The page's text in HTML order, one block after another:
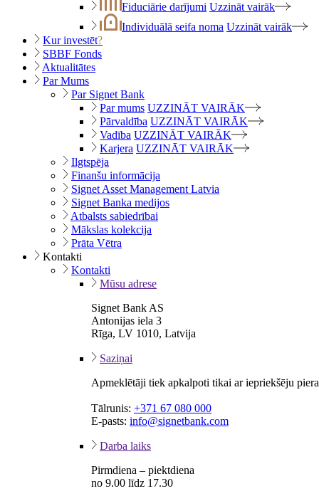
Fiduciārie darījumi Uzzināt vairāk
Individuālā seifa noma Uzzināt vairāk
Kur investēt?
SBBF Fonds
Aktualitātes
Par Mums
Par Signet Bank
Par mums UZZINĀT VAIRĀK
Pārvaldība UZZINĀT VAIRĀK
Vadība UZZINĀT VAIRĀK
Karjera UZZINĀT VAIRĀK
Ilgtspēja
Finanšu informācija
Signet Asset Management Latvia
Signet Banka medijos
Atbalsts sabiedrībai
Mākslas kolekcija
Prāta Vētra
Kontakti
Kontakti
Mūsu adrese
Signet Bank AS
Antonijas iela 3
Rīga, LV 1010, Latvija
Saziņai
Apmeklētāji tiek apkalpoti tikai ar iepriekšēju
Tālrunis: +371 67 080 000
E-pasts: info@signetbank.com
Darba laiks
Pirmdiena – piektdiena
no 9.00 līdz 17.30